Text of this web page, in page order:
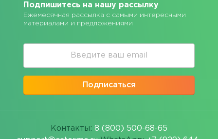
Подпишитесь на нашу рассылку
Ежемесячная рассылка с самыми интересными
материалами и предложениями
Подписаться
Контакты: 8 (800) 500-68-65